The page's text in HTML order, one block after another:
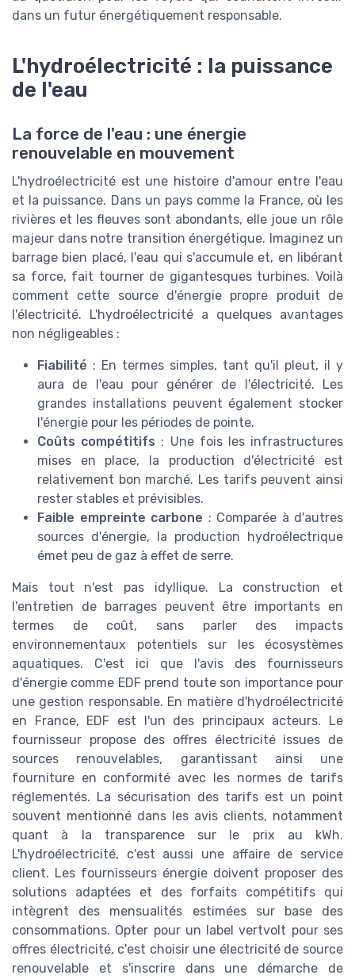
dans un futur énergétiquement responsable.
L'hydroélectricité : la puissance
de l'eau
La force de l'eau : une énergie
renouvelable en mouvement
L'hydroélectricité est une histoire d'amour entre l'eau
et la puissance. Dans un pays comme la France, où les
rivières et les fleuves sont abondants, elle joue un rôle
majeur dans notre transition énergétique. Imaginez un
barrage bien placé, l'eau qui s'accumule et, en libérant
sa force, fait tourner de gigantesques turbines. Voilà
comment cette source d'énergie propre produit de
l'électricité. L'hydroélectricité a quelques avantages
non négligeables :
Fiabilité : En termes simples, tant qu'il pleut, il y
aura de l'eau pour générer de l'électricité. Les
grandes installations peuvent également stocker
l'énergie pour les périodes de pointe.
Coûts compétitifs : Une fois les infrastructures
mises en place, la production d'électricité est
relativement bon marché. Les tarifs peuvent ainsi
rester stables et prévisibles.
Faible empreinte carbone : Comparée à d'autres
sources d'énergie, la production hydroélectrique
émet peu de gaz à effet de serre.
Mais tout n'est pas idyllique. La construction et
l'entretien de barrages peuvent être importants en
termes de coût, sans parler des impacts
environnementaux potentiels sur les écosystèmes
aquatiques. C'est ici que l'avis des fournisseurs
d'énergie comme EDF prend toute son importance pour
une gestion responsable. En matière d'hydroélectricité
en France, EDF est l'un des principaux acteurs. Le
fournisseur propose des offres électricité issues de
sources renouvelables, garantissant ainsi une
fourniture en conformité avec les normes de tarifs
réglementés. La sécurisation des tarifs est un point
souvent mentionné dans les avis clients, notamment
quant à la transparence sur le prix au kWh.
L'hydroélectricité, c'est aussi une affaire de service
client. Les fournisseurs énergie doivent proposer des
solutions adaptées et des forfaits compétitifs qui
intègrent des mensualités estimées sur base des
consommations. Opter pour un label vertvolt pour ses
offres électricité, c'est choisir une électricité de source
renouvelable et s'inscrire dans une démarche de